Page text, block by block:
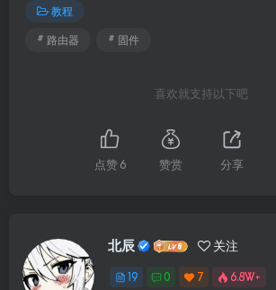
教程
# 路由器
# 固件
喜欢就支持以下吧
点赞6 赞赏 分享
北辰 关注
19 0 7 6.8W+